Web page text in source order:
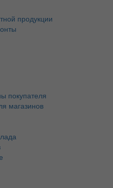
продукции
покупателя
магазинов